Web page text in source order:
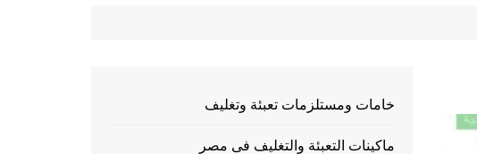
خامات ومستلزمات تعبئة وتغليف
ماكينات التعبئة والتغليف فى مصر